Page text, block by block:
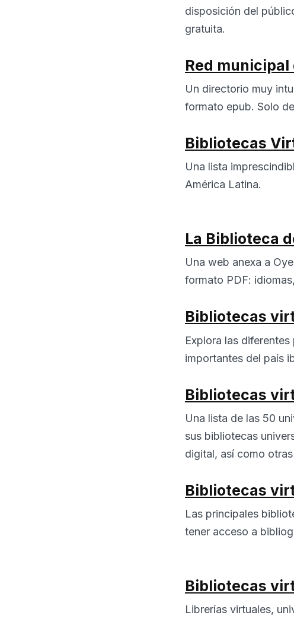
disposición del
gratuita.
Red
Un directorio muy
formato epub. Solo
Bibliotecas
Una lista
América Latina.
La Biblioteca
Una web anexa a
formato PDF:
Bibliotecas
Explora las
importantes del país
Bibliotecas
Una lista de las 50
sus bibliotecas
digital, así como
Bibliotecas
Las principales
tener acceso a
Bibliotecas
Librerías virtuales,